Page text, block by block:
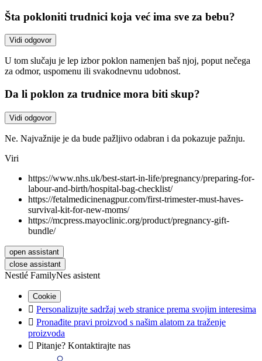
Šta pokloniti trudnici koja već ima sve za bebu?
Vidi odgovor
U tom slučaju je lep izbor poklon namenjen baš njoj, poput nečega
za odmor, uspomenu ili svakodnevnu udobnost.
Da li poklon za trudnice mora biti skup?
Vidi odgovor
Ne. Najvažnije je da bude pažljivo odabran i da pokazuje pažnju.
Viri
https://www.nhs.uk/best-start-in-life/pregnancy/preparing-for-
labour-and-birth/hospital-bag-checklist/
https://fetalmedicinenagpur.com/first-trimester-must-haves-
survival-kit-for-new-moms/
https://mcpress.mayoclinic.org/product/pregnancy-gift-
bundle/
open assistant
close assistant
Nestlé FamilyNes asistent
Cookie
 Personalizujte sadržaj web stranice prema svojim interesima
 Pronađite pravi proizvod s našim alatom za traženje
proizvoda
 Pitanje? Kontaktirajte nas